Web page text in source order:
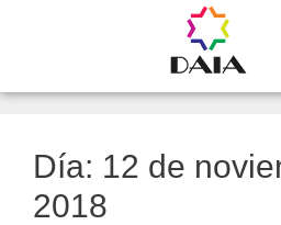
Día: 12 de
2018